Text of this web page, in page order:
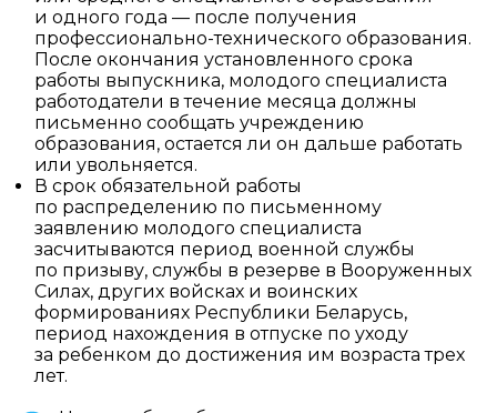
и одного года — после получения
профессионально-технического образования.
После окончания установленного срока
работы выпускника, молодого специалиста
работодатели в течение месяца должны
письменно сообщать учреждению
образования, остается ли он дальше работать
или увольняется.
В срок обязательной работы
по распределению по письменному
заявлению молодого специалиста
засчитываются период военной службы
по призыву, службы в резерве в Вооруженных
Силах, других войсках и воинских
формированиях Республики Беларусь,
период нахождения в отпуске по уходу
за ребенком до достижения им возраста трех
лет.